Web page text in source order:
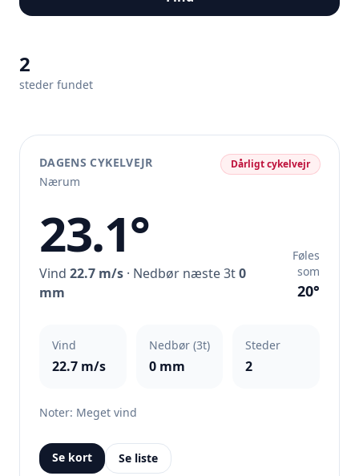
2
steder fundet
DAGENS CYKELVEJR
Nærum
Dårligt cykelvejr
23.1°
Vind 22.7 m/s · Nedbør næste 3t0
mm
Føles
som
20°
Vind
22.7 m/s
Nedbør (3t)
0 mm
Steder
2
Noter: Meget vind
Se kort Se liste